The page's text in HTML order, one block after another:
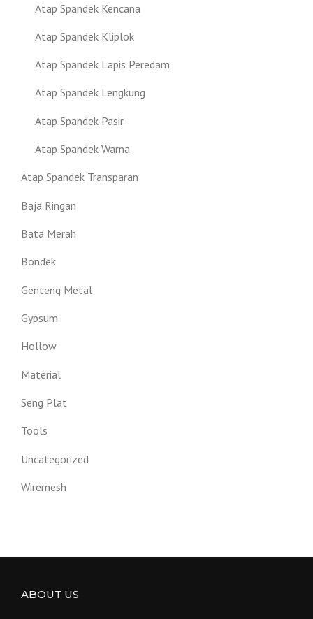
Atap Spandek Kencana
Atap Spandek Kliplok
Atap Spandek Lapis Peredam
Atap Spandek Lengkung
Atap Spandek Pasir
Atap Spandek Warna
Atap Spandek Transparan
Baja Ringan
Bata Merah
Bondek
Genteng Metal
Gypsum
Hollow
Material
Seng Plat
Tools
Uncategorized
Wiremesh
ABOUT US